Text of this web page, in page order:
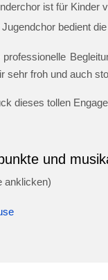
ist für Kinder
Jugendchor bedient
sehr froh und auch
dieses tollen
und
anklicken)